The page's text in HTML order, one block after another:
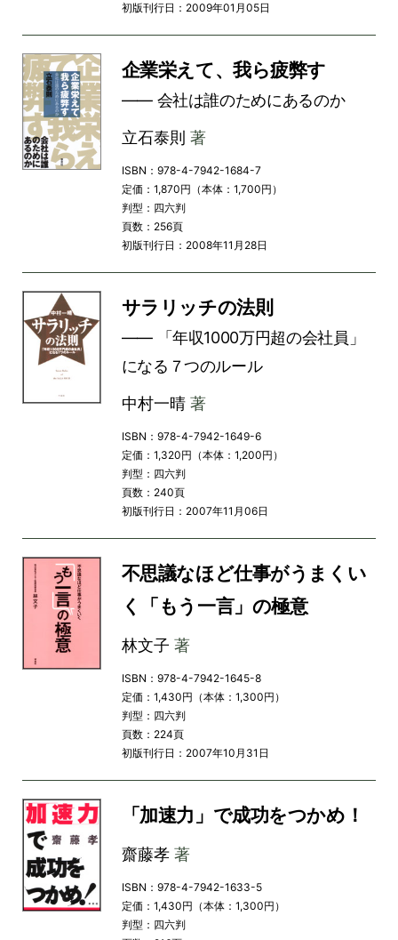
初版刊行日：2009年01月05日
企業栄えて、我ら疲弊す
―― 会社は誰のためにあるのか
立石泰則 著
ISBN：978-4-7942-1684-7
定価：1,870円（本体：1,700円）
判型：四六判
頁数：256頁
初版刊行日：2008年11月28日
サラリッチの法則
―― 「年収1000万円超の会社員」
になる７つのルール
中村一晴著
ISBN：978-4-7942-1649-6
定価：1,320円（本体：1,200円）
判型：四六判
頁数：240頁
初版刊行日：2007年11月06日
不思議なほど仕事がうまくい
く「もう一言」の極意
林文子 著
ISBN：978-4-7942-1645-8
定価：1,430円（本体：1,300円）
判型：四六判
頁数：224頁
初版刊行日：2007年10月31日
「加速力」で成功をつかめ！
齋藤孝著
ISBN：978-4-7942-1633-5
定価：1,430円（本体：1,300円）
判型：四六判